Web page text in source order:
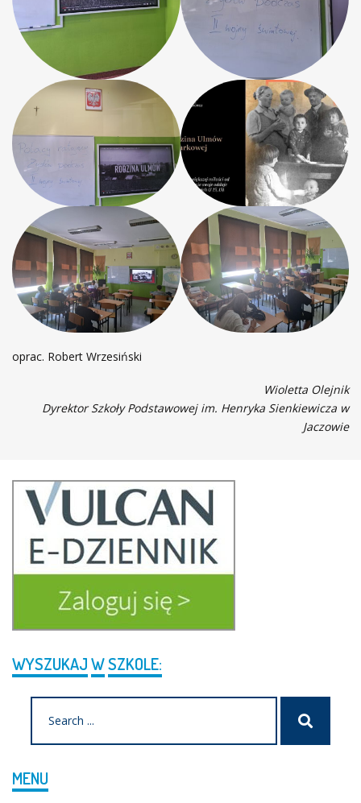
oprac. Robert Wrzesiński
Wioletta Olejnik
Dyrektor Szkoły Podstawowej im. Henryka Sienkiewicza w
Jaczowie
WYSZUKAJWSZKOLE:
Szukaj
MENU